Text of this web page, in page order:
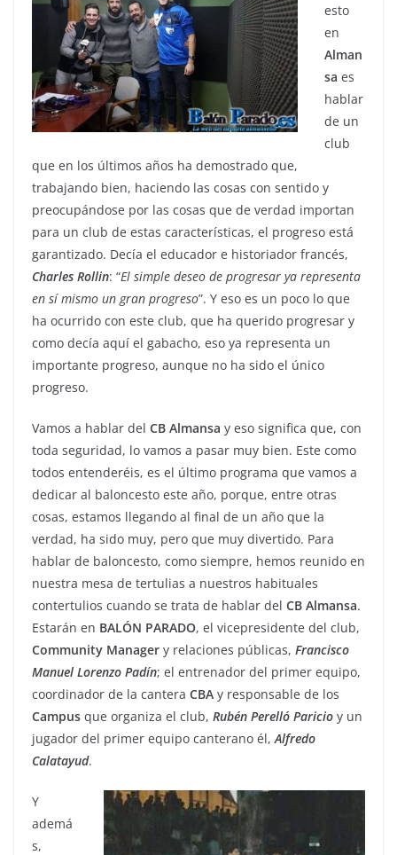
esto
en
Alman
sa es
hablar
de un
club
que en los últimos años ha demostrado que,
trabajando bien, haciendo las cosas con sentido y
preocupándose por las cosas que de verdad importan
para un club de estas características, el progreso está
garantizado. Decía el educador e historiador francés,
Charles Rollin: “El simple deseo de progresar ya representa
en sí mismo un gran progreso”. Y eso es un poco lo que
ha ocurrido con este club, que ha querido progresar y
como decía aquí el gabacho, eso ya representa un
importante progreso, aunque no ha sido el único
progreso.
Vamos a hablar del CB Almansa y eso significa que, con
toda seguridad, lo vamos a pasar muy bien. Este como
todos entenderéis, es el último programa que vamos a
dedicar al baloncesto este año, porque, entre otras
cosas, estamos llegando al final de un año que la
verdad, ha sido muy, pero que muy divertido. Para
hablar de baloncesto, como siempre, hemos reunido en
nuestra mesa de tertulias a nuestros habituales
contertulios cuando se trata de hablar del CB Almansa.
Estarán en BALÓN PARADO, el vicepresidente del club,
Community Manager y relaciones públicas, Francisco
Manuel Lorenzo Padín; el entrenador del primer equipo,
coordinador de la cantera CBA y responsable de los
Campus que organiza el club, Rubén Perelló Paricio y un
jugador del primer equipo canterano él, Alfredo
Calatayud.
Y
ademá
s,